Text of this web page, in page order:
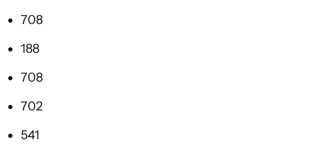
708
188
708
702
541